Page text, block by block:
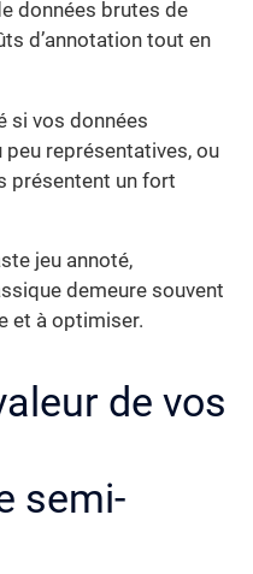
données brutes de
d’annotation tout en
si vos données
représentatives, ou
présentent un fort
jeu annoté,
demeure souvent
et à optimiser.
de vos
semi-